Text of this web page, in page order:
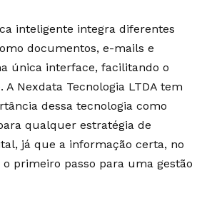
inteligente integra diferentes
documentos, e-mails e
única interface, facilitando o
A Nexdata Tecnologia LTDA tem
dessa tecnologia como
qualquer estratégia de
já que a informação certa, no
primeiro passo para uma gestão